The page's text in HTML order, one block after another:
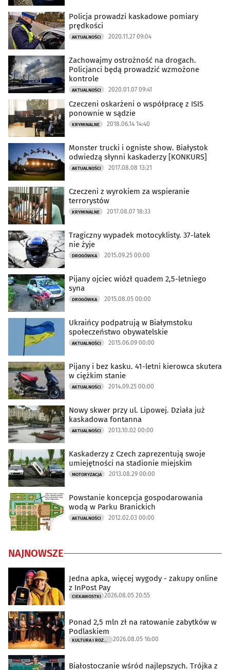
Policja prowadzi kaskadowe pomiary
prędkości
AKTUALNOŚCI 2020.11.27 09:04
Zachowajmy ostrożność na drogach.
Policjanci będą prowadzić wzmożone
kontrole
AKTUALNOŚCI 2020.01.07 09:41
Czeczeni oskarżeni o współpracę z ISIS
ponownie w sądzie
KRYMINALNE 2018.06.14 14:40
Monster trucki i ogniste show. Białystok
odwiedzą słynni kaskaderzy [KONKURS]
AKTUALNOŚCI 2017.08.08 13:21
Czeczeni z wyrokiem za wspieranie
terrorystów
KRYMINALNE 2017.08.07 18:33
Tragiczny wypadek motocyklisty. 37-latek
nie żyje
DROGÓWKA 2015.09.25 00:00
Pijany ojciec wiózł quadem 2,5-letniego
syna
DROGÓWKA 2015.08.05 00:00
Ukraińcy podpatrują w Białymstoku
społeczeństwo obywatelskie
AKTUALNOŚCI 2015.06.09 00:00
Pijany i bez kasku. 41-letni kierowca skutera
w ciężkim stanie
AKTUALNOŚCI 2014.09.25 00:00
Nowy skwer przy ul. Lipowej. Działa już
kaskadowa fontanna
AKTUALNOŚCI 2013.10.02 00:00
Kaskaderzy z Czech zaprezentują swoje
umiejętności na stadionie miejskim
MOTORYZACJA 2013.08.29 00:00
Powstanie koncepcja gospodarowania
wodą w Parku Branickich
AKTUALNOŚCI 2012.02.03 00:00
NAJNOWSZE
Jedna apka, więcej wygody - zakupy online
z InPost Pay
CIEKAWOSTKI 2026.08.05 20:55
Ponad 2,5 mln zł na ratowanie zabytków w
Podlaskiem
2026.08.05 16:00
Białostoczanie wśród najlepszych. Trójka z